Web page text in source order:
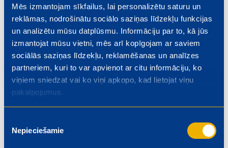
Mēs izmantojam sīkfailus, lai personalizētu saturu un
reklāmas, nodrošinātu sociālo saziņas līdzekļu funkcijas
un analizētu mūsu datplūsmu. Informāciju par to, kā jūs
izmantojat mūsu vietni, mēs arī kopīgojam ar saviem
sociālās saziņas līdzekļu, reklamēšanas un analīzes
partneriem, kuri to var apvienot ar citu informāciju, ko
viņiem sniedzat vai ko viņi apkopo, kad lietojat viņu
pakalpojumus.
izvēle
Nepieciešamie
Kasieris – pārdevējs
€ 5.50
Dzelzavas iela 74, Rīga
Beidzas: 2026-08-01
€ 1300.00